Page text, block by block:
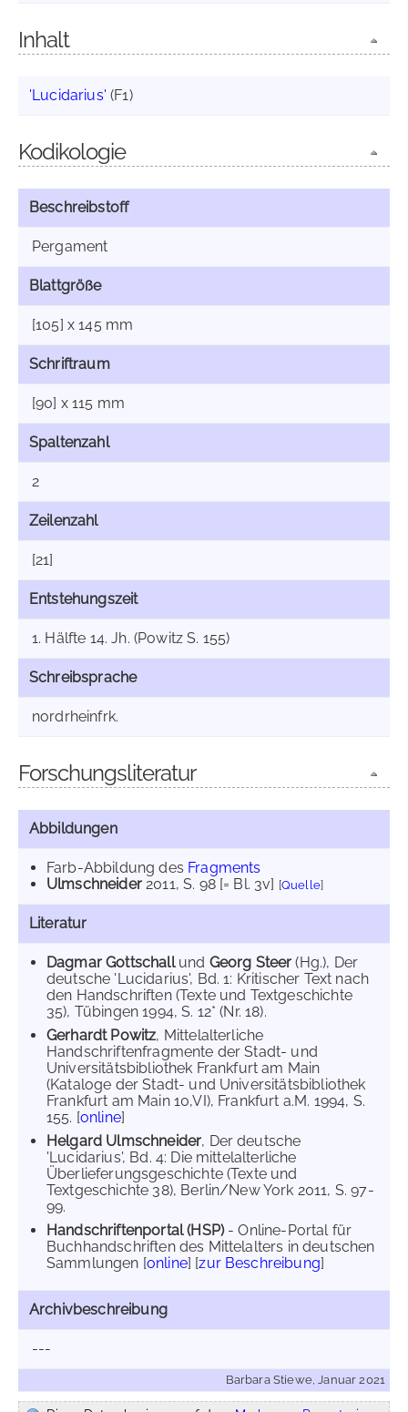
Inhalt
'Lucidarius' (F1)
Kodikologie
Beschreibstoff
Pergament
Blattgröße
[105] x 145 mm
Schriftraum
[90] x 115 mm
Spaltenzahl
2
Zeilenzahl
[21]
Entstehungszeit
1. Hälfte 14. Jh. (Powitz S. 155)
Schreibsprache
nordrheinfrk.
Forschungsliteratur
Abbildungen
Farb-Abbildung des Fragments
Ulmschneider2011, S. 98 [= Bl. 3v] [Quelle]
Literatur
Dagmar Gottschallund Georg Steer(Hg.), Der
deutsche 'Lucidarius', Bd. 1: Kritischer Text nach
den Handschriften (Texte und Textgeschichte
35), Tübingen 1994, S. 12* (Nr. 18).
Gerhardt Powitz, Mittelalterliche
Handschriftenfragmente der Stadt- und
Universitätsbibliothek Frankfurt am Main
(Kataloge der Stadt- und Universitätsbibliothek
Frankfurt am Main 10,VI), Frankfurt a.M. 1994, S.
155. [online]
Helgard Ulmschneider, Der deutsche
'Lucidarius', Bd. 4: Die mittelalterliche
Überlieferungsgeschichte (Texte und
Textgeschichte 38), Berlin/New York 2011, S. 97-
99.
Handschriftenportal (HSP)- Online-Portal für
Buchhandschriften des Mittelalters in deutschen
Sammlungen [online] [zur Beschreibung]
Archivbeschreibung
---
Barbara Stiewe, Januar 2021